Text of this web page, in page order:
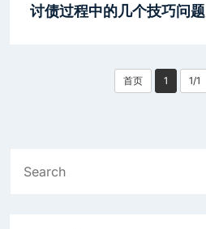
讨债过程中的几个技巧问题
首页 1 1/1